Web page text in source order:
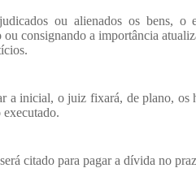
ou alienados os bens, o
ou consignando a importância
a inicial, o juiz fixará, de plano, os
executado.
citado para pagar a dívida no